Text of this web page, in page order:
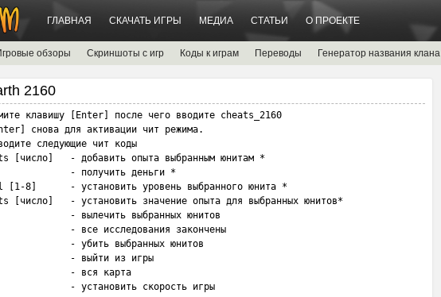
ГЛАВНАЯ СКАЧАТЬ ИГРЫ МЕДИА СТАТЬИ О ПРОЕКТЕ
обзоры Скриншоты с игр Коды к играм Переводы Генератор названия клана
2160
клавишу [Enter] после чего вводите cheats_2160
снова для активации чит режима.
следующие чит коды
[число]   - добавить опыта выбранным юнитам *
- получить деньги *
[1-8]      - установить уровень выбранного юнита *
[число]   - установить значение опыта для выбранных юнитов*
- вылечить выбранных юнитов
- все исследования закончены
- убить выбранных юнитов
- выйти из игры
- вся карта
- установить скорость игры